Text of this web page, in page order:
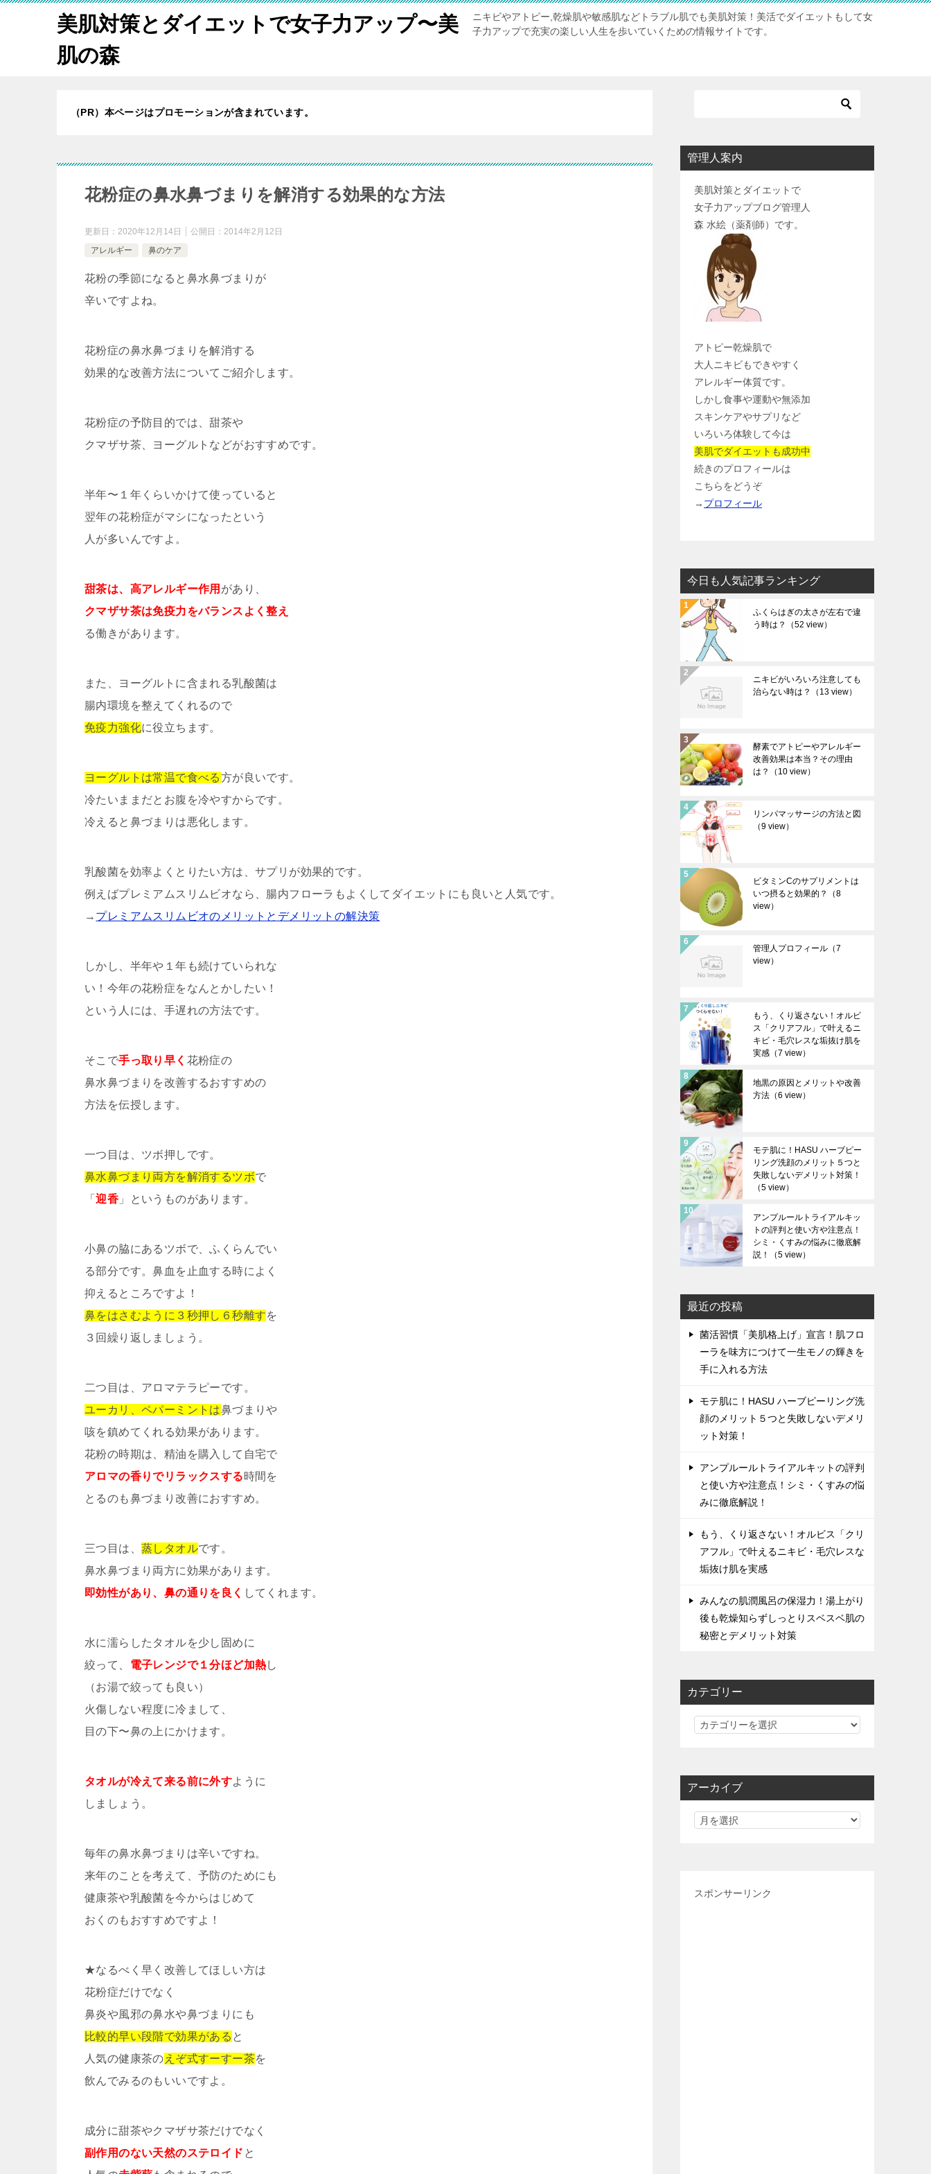
美肌対策とダイエットで女子力アップ〜美
肌の森
ニキビやアトピー,乾燥肌や敏感肌などトラブル肌でも美肌対策！美活でダイエットもして女
子力アップで充実の楽しい人生を歩いていくための情報サイトです。
（PR）本ページはプロモーションが含まれています。
花粉症の鼻水鼻づまりを解消する効果的な方法
更新日： 2020年12月14日 公開日： 2014年2月12日
アレルギー
鼻のケア
花粉の季節になると鼻水鼻づまりが
辛いですよね。
花粉症の鼻水鼻づまりを解消する
効果的な改善方法についてご紹介します。
花粉症の予防目的では、甜茶や
クマザサ茶、ヨーグルトなどがおすすめです。
半年〜１年くらいかけて使っていると
翌年の花粉症がマシになったという
人が多いんですよ。
甜茶は、高アレルギー作用 があり、
クマザサ茶は免疫力をバランスよく整え
る働きがあります。
また、ヨーグルトに含まれる乳酸菌は
腸内環境を整えてくれるので
免疫力強化に役立ちます。
ヨーグルトは常温で食べる方が良いです。
冷たいままだとお腹を冷やすからです。
冷えると鼻づまりは悪化します。
乳酸菌を効率よくとりたい方は、サプリが効果的です。
例えばプレミアムスリムビオなら、腸内フローラもよくしてダイエットにも良いと人気です。
→ プレミアムスリムビオのメリットとデメリットの解決策
しかし、半年や１年も続けていられな
い！今年の花粉症をなんとかしたい！
という人には、手遅れの方法です。
そこで手っ取り早く 花粉症の
鼻水鼻づまりを改善するおすすめの
方法を伝授します。
一つ目は、ツボ押しです。
鼻水鼻づまり両方を解消するツボで
「迎香 」というものがあります。
小鼻の脇にあるツボで、ふくらんでい
る部分です。鼻血を止血する時によく
抑えるところですよ！
鼻をはさむように３秒押し６秒離すを
３回繰り返しましょう。
二つ目は、アロマテラピーです。
ユーカリ、ペパーミントは鼻づまりや
咳を鎮めてくれる効果があります。
花粉の時期は、精油を購入して自宅で
アロマの香りでリラックスする時間を
とるのも鼻づまり改善におすすめ。
三つ目は、 蒸しタオルです。
鼻水鼻づまり両方に効果があります。
即効性があり、鼻の通りを良く してくれます。
水に濡らしたタオルを少し固めに
絞って、 電子レンジで１分ほど加熱し
（お湯で絞っても良い）
火傷しない程度に冷まして、
目の下〜鼻の上にかけます。
タオルが冷えて来る前に外すように
しましょう。
毎年の鼻水鼻づまりは辛いですね。
来年のことを考えて、予防のためにも
健康茶や乳酸菌を今からはじめて
おくのもおすすめですよ！
★なるべく早く改善してほしい方は
花粉症だけでなく
鼻炎や風邪の鼻水や鼻づまりにも
比較的早い段階で効果がある と
人気の健康茶の えぞ式すーすー茶を
飲んでみるのもいいですよ。
成分に甜茶やクマザサ茶だけでなく
副作用のない天然のステロイド と
管理人案内
美肌対策とダイエットで
女子力アップブログ管理人
森 水絵（薬剤師）です。
アトピー乾燥肌で
大人ニキビもできやすく
アレルギー体質です。
しかし食事や運動や無添加
スキンケアやサプリなど
いろいろ体験して今は
美肌でダイエットも成功中
続きのプロフィールは
こちらをどうぞ
→ プロフィール
今日も人気記事ランキング
ふくらはぎの太さが左右で違
う時は？
（52 view）
ニキビがいろいろ注意しても
治らない時は？
（13 view）
酵素でアトピーやアレルギー
改善効果は本当？その理由
は？
（10 view）
リンパマッサージの方法と図
（9 view）
ビタミンCのサプリメントは
いつ摂ると効果的？
（8
view）
管理人プロフィール （7
view）
もう、くり返さない！オルビ
ス「クリアフル」で叶えるニ
キビ・毛穴レスな垢抜け肌を
実感 （7 view）
地黒の原因とメリットや改善
方法 （6 view）
モテ肌に！HASU ハーブピー
リング洗顔のメリット５つと
失敗しないデメリット対策！
（5 view）
アンプルールトライアルキッ
トの評判と使い方や注意点！
シミ・くすみの悩みに徹底解
説！
（5 view）
最近の投稿
菌活習慣「美肌格上げ」宣言！肌フロ
ーラを味方につけて一生モノの輝きを
手に入れる方法
モテ肌に！HASU ハーブピーリング洗
顔のメリット５つと失敗しないデメリ
ット対策！
アンプルールトライアルキットの評判
と使い方や注意点！シミ・くすみの悩
みに徹底解説！
もう、くり返さない！オルビス「クリ
アフル」で叶えるニキビ・毛穴レスな
垢抜け肌を実感
みんなの肌潤風呂の保湿力！湯上がり
後も乾燥知らずしっとりスベスベ肌の
秘密とデメリット対策
カテゴリー
カ
リ
アーカイブ
スポンサーリンク